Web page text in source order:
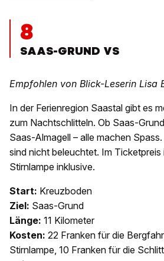
8
SAAS-GRUND VS
Empfohlen von Blick-Leserin Lisa
In der Ferienregion Saastal gibt es
zum Nachtschlitteln. Ob Saas-
Saas-Almagell – alle machen
sind nicht beleuchtet. Im Ticketpreis
Stirnlampe inklusive.
Start: Kreuzboden
Ziel: Saas-Grund
Länge: 11 Kilometer
Kosten: 22 Franken für die
Stirnlampe, 10 Franken für die